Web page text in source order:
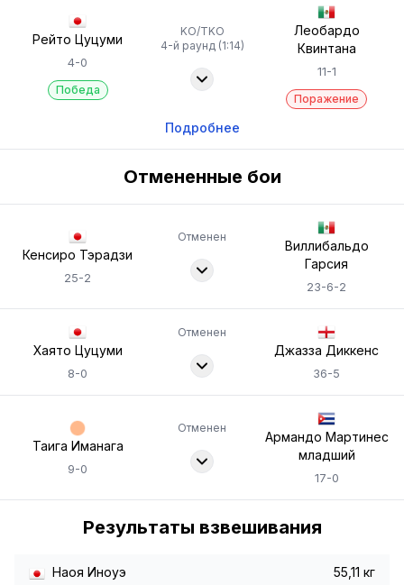
Рейто Цуцуми
4-0
Победа
KO/TKO
4-й раунд (1:14)
Леобардо
Квинтана
11-1
Поражение
Подробнее
Отмененные бои
Кенсиро Тэрадзи
25-2
Отменен
Виллибальдо
Гарсия
23-6-2
Хаято Цуцуми
8-0
Отменен
Джазза Диккенс
36-5
Таига Иманага
9-0
Отменен
Армандо Мартинес
младший
17-0
Результаты взвешивания
Наоя Иноуэ
55,11 кг